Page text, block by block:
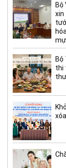
Bộ
Bộ
thi